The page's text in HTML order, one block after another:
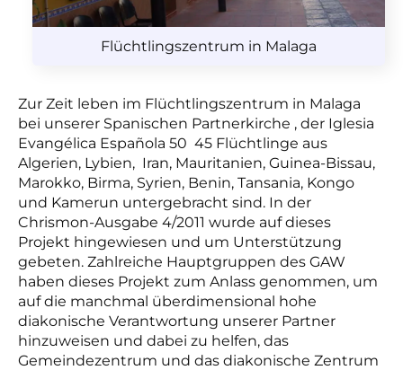
Flüchtlingszentrum in Malaga
Zur Zeit leben im Flüchtlingszentrum in Malaga
bei unserer Spanischen Partnerkirche , der Iglesia
Evangélica Española 50 45 Flüchtlinge aus
Algerien, Lybien, Iran, Mauritanien, Guinea-Bissau,
Marokko, Birma, Syrien, Benin, Tansania, Kongo
und Kamerun untergebracht sind. In der
Chrismon-Ausgabe 4/2011 wurde auf dieses
Projekt hingewiesen und um Unterstützung
gebeten. Zahlreiche Hauptgruppen des GAW
haben dieses Projekt zum Anlass genommen, um
auf die manchmal überdimensional hohe
diakonische Verantwortung unserer Partner
hinzuweisen und dabei zu helfen, das
Gemeindezentrum und das diakonische Zentrum